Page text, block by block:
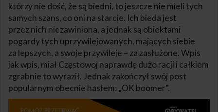
którzy nie dość, że są biedni, to jeszcze nie mieli tych
samych szans, co oni na starcie. Ich bieda jest
przez nich niezawiniona, a jednak są obiektami
pogardy tych uprzywilejowanych, mających siebie
za lepszych, a swoje przywileje – za zasłużone. Wpis
jak wpis, miał Częstowoj naprawdę dużo racji i całkiem
zgrabnie to wyraził. Jednak zakończył swój post
popularnym obecnie hasłem: „OK boomer”.